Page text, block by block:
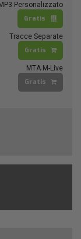
MP3 Personalizzato
Gratis
Tracce Separate
Gratis
MTA M-Live
Gratis